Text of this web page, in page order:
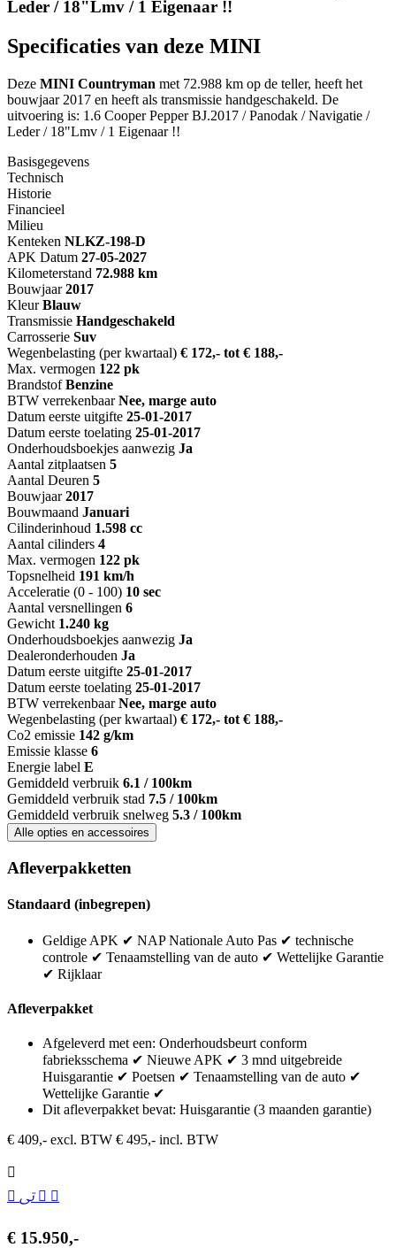
Leder / 18"Lmv / 1 Eigenaar !!
Specificaties van deze MINI
Deze MINI Countryman met 72.988 km op de teller, heeft het
bouwjaar 2017 en heeft als transmissie handgeschakeld. De
uitvoering is: 1.6 Cooper Pepper BJ.2017 / Panodak / Navigatie /
Leder / 18"Lmv / 1 Eigenaar !!
Basisgegevens
Technisch
Historie
Financieel
Milieu
Kenteken NLKZ-198-D
APK Datum 27-05-2027
Kilometerstand 72.988 km
Bouwjaar 2017
Kleur Blauw
Transmissie Handgeschakeld
Carrosserie Suv
Wegenbelasting (per kwartaal) € 172,- tot € 188,-
Max. vermogen 122 pk
Brandstof Benzine
BTW verrekenbaar Nee, marge auto
Datum eerste uitgifte 25-01-2017
Datum eerste toelating 25-01-2017
Onderhoudsboekjes aanwezig Ja
Aantal zitplaatsen 5
Aantal Deuren 5
Bouwjaar 2017
Bouwmaand Januari
Cilinderinhoud 1.598 cc
Aantal cilinders 4
Max. vermogen 122 pk
Topsnelheid 191 km/h
Acceleratie (0 - 100) 10 sec
Aantal versnellingen 6
Gewicht 1.240 kg
Onderhoudsboekjes aanwezig Ja
Dealeronderhouden Ja
Datum eerste uitgifte 25-01-2017
Datum eerste toelating 25-01-2017
BTW verrekenbaar Nee, marge auto
Wegenbelasting (per kwartaal) € 172,- tot € 188,-
Co2 emissie 142 g/km
Emissie klasse 6
Energie label E
Gemiddeld verbruik 6.1 / 100km
Gemiddeld verbruik stad 7.5 / 100km
Gemiddeld verbruik snelweg 5.3 / 100km
Alle opties en accessoires
Afleverpakketten
Standaard (inbegrepen)
Geldige APK ✔ NAP Nationale Auto Pas ✔ technische
controle ✔ Tenaamstelling van de auto ✔ Wettelijke Garantie
✔ Rijklaar
Afleverpakket
Afgeleverd met een: Onderhoudsbeurt conform
fabrieksschema ✔ Nieuwe APK ✔ 3 mnd uitgebreide
Huisgarantie ✔ Poetsen ✔ Tenaamstelling van de auto ✔
Wettelijke Garantie ✔
Dit afleverpakket bevat: Huisgarantie (3 maanden garantie)
€ 409,- excl. BTW € 495,- incl. BTW
€ 15.950,-